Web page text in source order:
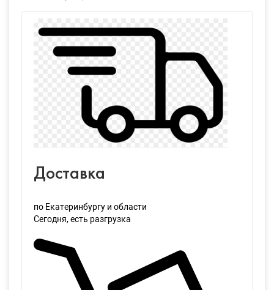
Доставка
по Екатеринбургу и области
Сегодня, есть разгрузка